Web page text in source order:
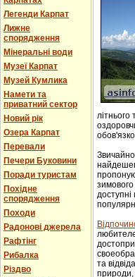
Легенди Карпат
Лижне
спорядження
Мінеральні води
Музеї Карпат
Музей Кумлика
Намети та
приватний сектор
Новий рік
Озера Карпат
Перевали
Печери Буковини
Поради туристам
Похідне
спорядження
Походи
Радонові джерела
Рафтінг
Рибалка
Різдво
доступні
та
природи,